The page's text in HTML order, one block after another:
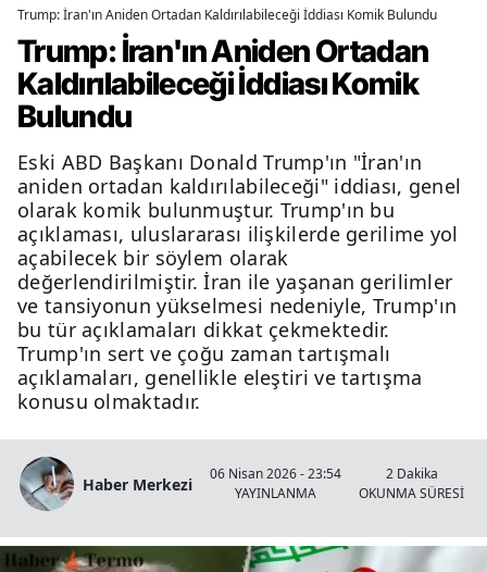
Trump: İran'ın Aniden Ortadan Kaldırılabileceği İddiası Komik Bulundu
Trump: İran'ın Aniden Ortadan
Kaldırılabileceği İddiası Komik
Bulundu
Eski ABD Başkanı Donald Trump'ın "İran'ın
aniden ortadan kaldırılabileceği" iddiası, genel
olarak komik bulunmuştur. Trump'ın bu
açıklaması, uluslararası ilişkilerde gerilime yol
açabilecek bir söylem olarak
değerlendirilmiştir. İran ile yaşanan gerilimler
ve tansiyonun yükselmesi nedeniyle, Trump'ın
bu tür açıklamaları dikkat çekmektedir.
Trump'ın sert ve çoğu zaman tartışmalı
açıklamaları, genellikle eleştiri ve tartışma
konusu olmaktadır.
Haber Merkezi
06 Nisan 2026 - 23:54
YAYINLANMA
2 Dakika
OKUNMA SÜRESİ